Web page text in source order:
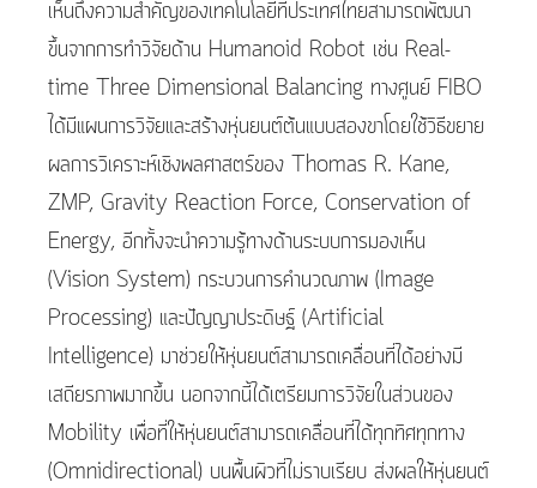
เห็นถึงความสำคัญของเทคโนโลยีที่ประเทศไทยสามารถพัฒนา
ขึ้นจากการทำวิจัยด้าน Humanoid Robot เช่น Real-
time Three Dimensional Balancing ทางศูนย์ FIBO
ได้มีแผนการวิจัยและสร้างหุ่นยนต์ต้นแบบสองขาโดยใช้วิธีขยาย
ผลการวิเคราะห์เชิงพลศาสตร์ของ Thomas R. Kane,
ZMP, Gravity Reaction Force, Conservation of
Energy, อีกทั้งจะนำความรู้ทางด้านระบบการมองเห็น
(Vision System) กระบวนการคำนวณภาพ (Image
Processing) และปัญญาประดิษฐ์ (Artificial
Intelligence) มาช่วยให้หุ่นยนต์สามารถเคลื่อนที่ได้อย่างมี
เสถียรภาพมากขึ้น นอกจากนี้ได้เตรียมการวิจัยในส่วนของ
Mobility เพื่อที่ให้หุ่นยนต์สามารถเคลื่อนที่ได้ทุกทิศทุกทาง
(Omnidirectional) บนพื้นผิวที่ไม่ราบเรียบ ส่งผลให้หุ่นยนต์